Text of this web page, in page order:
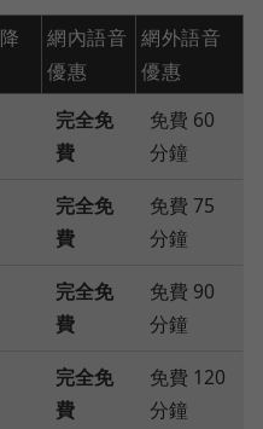
網內語音
優惠
網外語音
優惠
完全免
費
免費 60
分鐘
完全免
費
免費 75
分鐘
完全免
費
免費 90
分鐘
完全免
費
免費 120
分鐘